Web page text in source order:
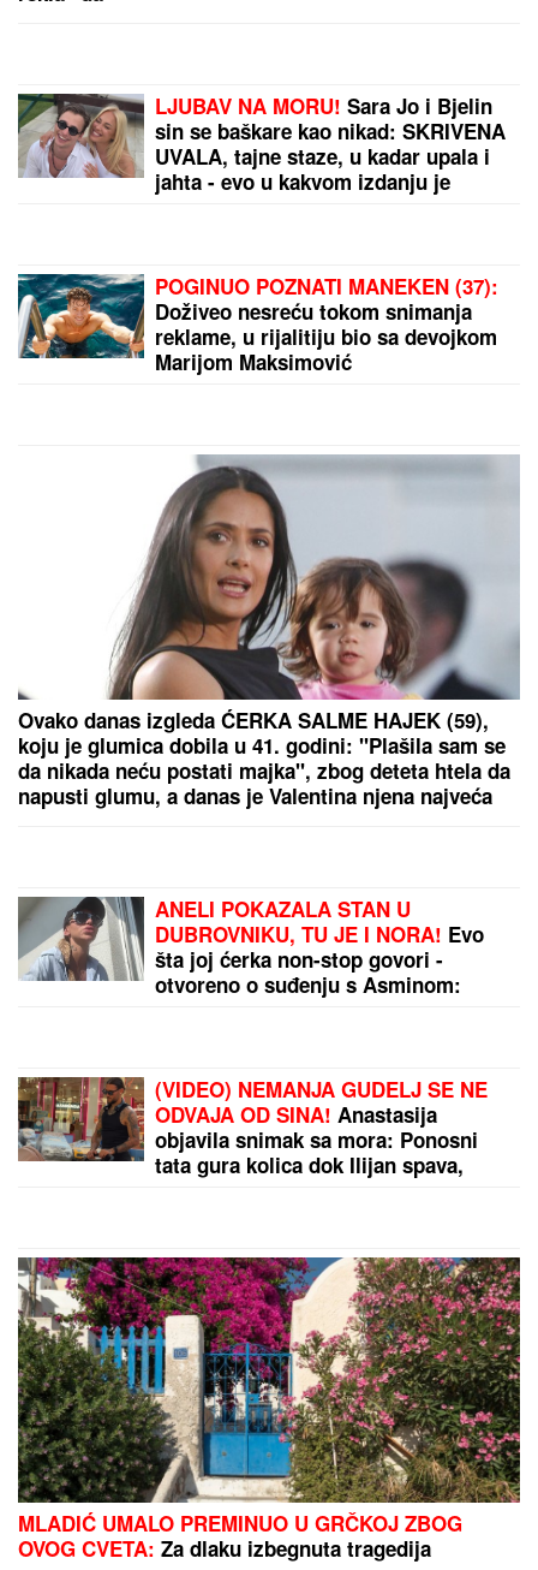
Beloruskinja pronađena mrtva u hotelskoj sobi!
Drama u popularnom letovalištu
"KOLO KOLO JE UVEK BIO
PRIORITET":Vozinja oduševljen
posle potpisa karijere
Stavite samo DVE KAPI OVOGA u jaja za pohovanje
i meso neće upiti ulje, a korica će satima biti
hrskava